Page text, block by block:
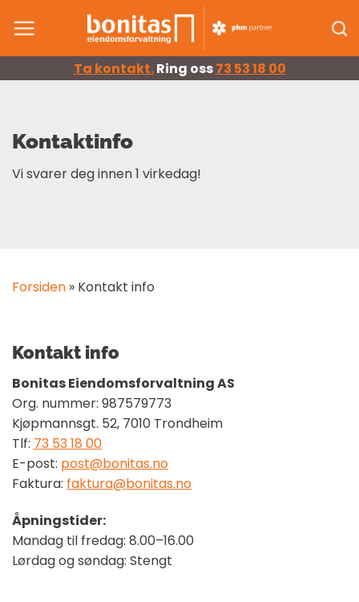
Ta kontakt.Ring oss73 53 18 00
Kontaktinfo
Vi svarer deg innen 1 virkedag!
Forsiden » Kontakt info
Kontakt info
Bonitas Eiendomsforvaltning AS
Org. nummer: 987579773
Kjøpmannsgt. 52, 7010 Trondheim
Tlf: 73 53 18 00
E-post: post@bonitas.no
Faktura: faktura@bonitas.no
Åpningstider:
Mandag til fredag: 8.00–16.00
Lørdag og søndag: Stengt